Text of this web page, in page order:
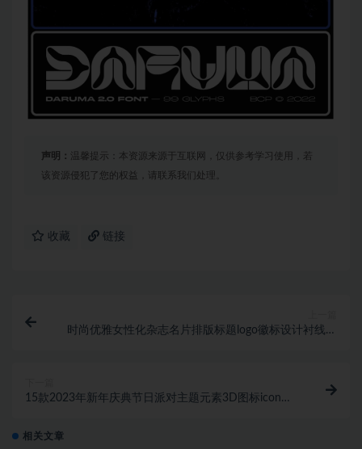
声明： 温馨提示：本资源来源于互联网，仅供参考学习使用，若
该资源侵犯了您的权益，请联系我们处理。
收藏 链接
时尚优雅女性化杂志名片排版标题logo徽标设计衬线英
15款2023年新年庆典节日派对主题元素3D图标icon设
相关文章